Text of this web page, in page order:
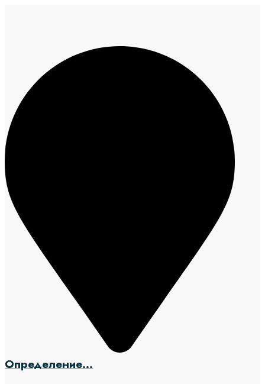
Определение...